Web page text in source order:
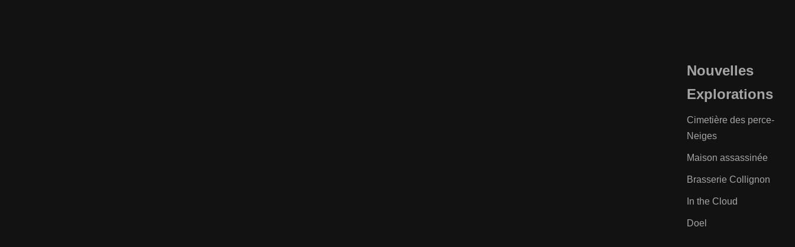
Nouvelles
Explorations
Cimetière des perce-
Neiges
Maison assassinée
Brasserie Collignon
In the Cloud
Doel